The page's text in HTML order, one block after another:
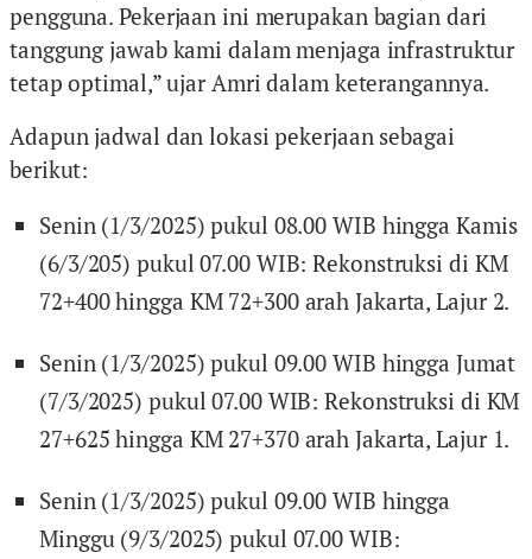
pengguna. Pekerjaan ini merupakan bagian dari
tanggung jawab kami dalam menjaga infrastruktur
tetap optimal,” ujar Amri dalam keterangannya.
Adapun jadwal dan lokasi pekerjaan sebagai
berikut:
Senin (1/3/2025) pukul 08.00 WIB hingga Kamis
(6/3/205) pukul 07.00 WIB: Rekonstruksi di KM
72+400 hingga KM 72+300 arah Jakarta, Lajur 2.
Senin (1/3/2025) pukul 09.00 WIB hingga Jumat
(7/3/2025) pukul 07.00 WIB: Rekonstruksi di KM
27+625 hingga KM 27+370 arah Jakarta, Lajur 1.
Senin (1/3/2025) pukul 09.00 WIB hingga
Minggu (9/3/2025) pukul 07.00 WIB: